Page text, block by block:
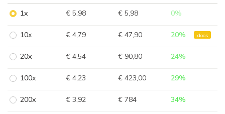
1x € 5,98 € 5,98 0%
10x € 4,79 € 47,90 20% doos
20x € 4,54 € 90,80 24%
100x € 4,23 € 423,00 29%
200x € 3,92 € 784 34%